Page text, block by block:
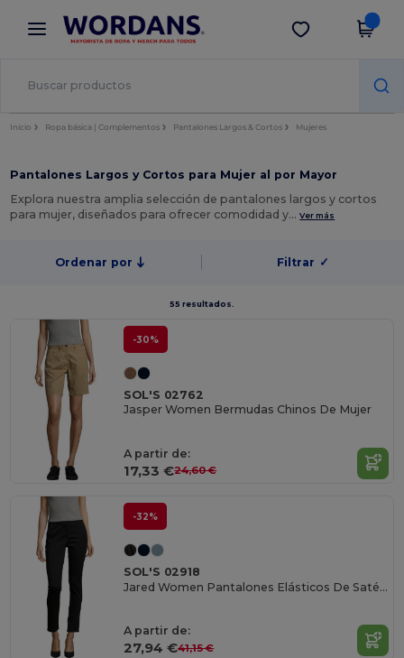
× App de Wordans
¡Mejores precios en app!
Descargar app
Inicio Ropa básica | Complementos Pantalones Largos & Cortos Mujeres
Pantalones Largos y Cortos para Mujer al por Mayor
Explora nuestra amplia selección de pantalones largos y cortos
para mujer, diseñados para ofrecer comodidad y…Ver más
Ordenar por Filtrar ✓
55 resultados.
-30%
SOL'S 02762
Jasper Women Bermudas Chinos De Mujer
A partir de:
17,33 €24,60 €
-32%
SOL'S 02918
Jared Women Pantalones Elásticos De Satén De Mujer
A partir de:
27,94 €41,15 €